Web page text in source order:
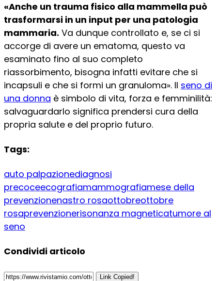
«Anche un trauma fisico alla mammella può
trasformarsi in un input per una patologia
mammaria. Va dunque controllato e, se ci si
accorge di avere un ematoma, questo va
esaminato fino al suo completo
riassorbimento, bisogna infatti evitare che si
incapsuli e che si formi un granuloma». Il seno di
una donna è simbolo di vita, forza e femminilità:
salvaguardarlo significa prendersi cura della
propria salute e del proprio futuro.
Tags:
auto palpazionediagnosi
precoceecografiamammografiamese della
prevenzionenastro rosaottobreottobre
rosaprevenzionerisonanza magneticatumore al
seno
Condividi articolo
Link Copied!